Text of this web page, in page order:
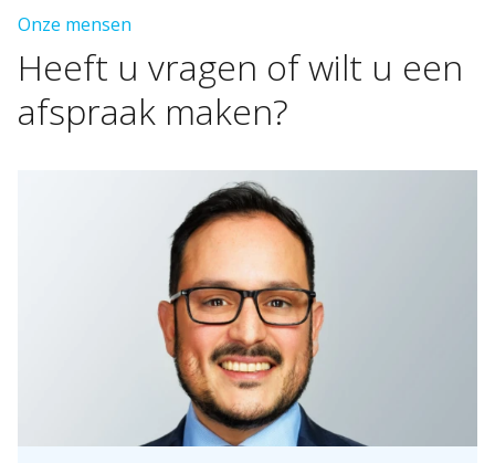
Onze mensen
Heeft u vragen ofwilt u een
afspraak maken?